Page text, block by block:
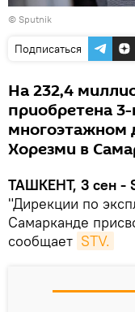
© Sputnik
Подписаться
На 232,4
приобретена
многоэтажном
Хорезми в
ТАШКЕНТ, 3 сен -
"Дирекции по
Самарканде
сообщает STV.